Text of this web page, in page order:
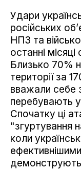
Удари
російських
НПЗ та
останні
Близько 70%
території за
вважали себе
перебувають
Спочатку ці
"згуртування
коли
демонструють